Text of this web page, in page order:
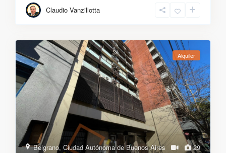
Claudio Vanzillotta
29
Belgrano,Ciudad Autónoma de Buenos Aires
Alquiler